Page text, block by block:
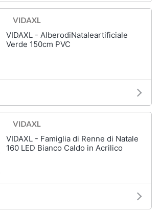
VIDAXL - AlberodiNataleartificiale
Verde 150cm PVC
VIDAXL - Famiglia di Renne di Natale
160 LED Bianco Caldo in Acrilico